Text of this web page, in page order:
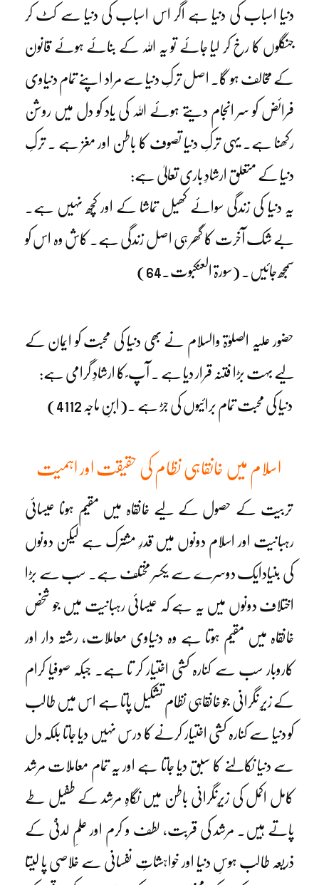
دنیا اسباب کی دنیا ہے اگر اس اسباب کی دنیا سے کٹ کر
جنگلوں کا رخ کر لیا جائے تو یہ اللہ کے بنائے ہوئے قانون
کے مخالف ہو گا۔ اصل ترکِ دنیا سے مراد اپنے تمام دنیاوی
فرائض کو سر انجام دیتے ہوئے اللہ کی یاد کو دل میں روشن
رکھنا ہے۔ یہی ترکِ دنیا تصوف کا باطن اور مغز ہے ۔ ترکِ
دنیا کے متعلق ارشادِ باری تعالیٰ ہے:
یہ دنیا کی زندگی سوائے کھیل تماشا کے اور کچھ نہیں ہے۔
بے شک آخرت کا گھر ہی اصل زندگی ہے۔ کاش وہ اس کو
سمجھ جائیں۔ (سورۃ العنکبوت۔64)
حضور علیہ الصلوٰۃ والسلام نے بھی دنیا کی محبت کو ایمان کے
لیے بہت بڑا فتنہ قرار دیا ہے ۔ آپ ؐ کا ارشادِ گرامی ہے:
دنیا کی محبت تمام برائیوں کی جڑ ہے ۔(ابنِ ماجہ 4112)
اسلام میں خانقاہی نظام کی حقیقت اور اہمیت
تربیت کے حصول کے لیے خانقاہ میں مقیم ہونا عیسائی
رہبانیت اور اسلام دونوں میں قدرِ مشترک ہے لیکن دونوں
کی بنیادایک دوسرے سے یکسر مختلف ہے۔ سب سے بڑا
اختلاف دونوں میں یہ ہے کہ عیسائی رہبانیت میں جو شخص
خانقاہ میں مقیم ہوتا ہے وہ دنیاوی معاملات، رشتہ دار اور
کاروبار سب سے کنارہ کشی اختیار کر تا ہے۔ جبکہ صوفیا کرام
کے زیرِ نگرانی جو خانقاہی نظام تشکیل پاتا ہے اس میں طالب
کو دنیا سے کنارہ کشی اختیار کرنے کا درس نہیں دیا جاتا بلکہ دل
سے دنیا نکالنے کا سبق دیا جاتا ہے اور یہ تمام معاملات مرشد
کامل اکمل کی زیرِنگرانی باطن میں نگاہِ مرشد کے طفیل طے
پاتے ہیں۔ مرشد کی قربت، لطف و کرم اور علمِ لدنیّ کے
ذریعہ طالب ہوسِ دنیا اور خواہشاتِ نفسانی سے خلاصی پا لیتا